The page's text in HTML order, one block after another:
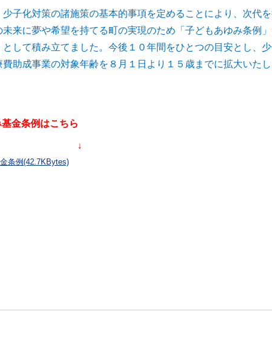
子化対策の諸施策の基本的事項を定めることにより、次代
来に夢や希望を持てる町の実現のため「子どもあゆみ条例
して積み立てました。今後１０年間をひとつの目安とし、
助成事業の対象年齢を８月１日より１５歳までに拡大いたし
条例はこちら
条例(42.7KBytes)